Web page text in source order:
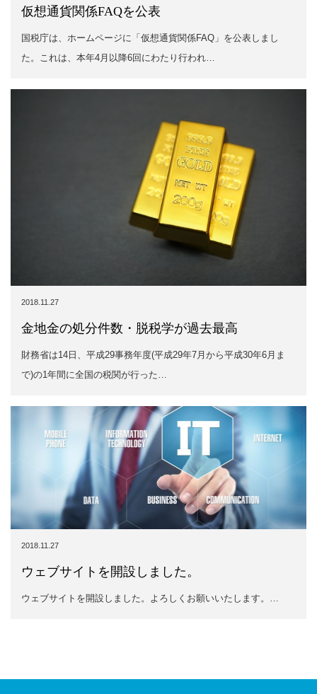
仮想通貨関係FAQを公表
国税庁は、ホームページに「仮想通貨関係FAQ」を公表しまし
た。これは、本年4月以降6回にわたり行われ…
2018.11.27
金地金の処分件数・脱税学が過去最高
財務省は14日、平成29事務年度(平成29年7月から平成30年6月ま
で)の1年間に全国の税関が行った…
2018.11.27
ウェブサイトを開設しました。
ウェブサイトを開設しました。よろしくお願いいたします。…